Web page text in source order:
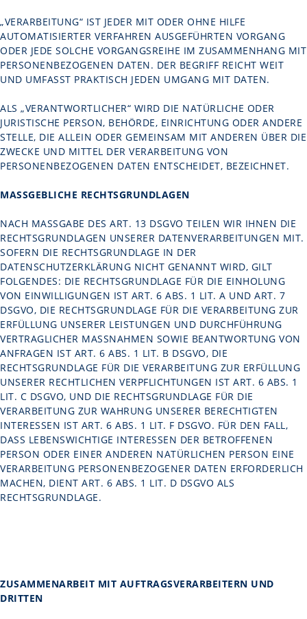
„VERARBEITUNG“ IST JEDER MIT ODER OHNE HILFE
AUTOMATISIERTER VERFAHREN AUSGEFÜHRTEN VORGANG
ODER JEDE SOLCHE VORGANGSREIHE IM ZUSAMMENHANG MIT
PERSONENBEZOGENEN DATEN. DER BEGRIFF REICHT WEIT
UND UMFASST PRAKTISCH JEDEN UMGANG MIT DATEN.
ALS „VERANTWORTLICHER“ WIRD DIE NATÜRLICHE ODER
JURISTISCHE PERSON, BEHÖRDE, EINRICHTUNG ODER ANDERE
STELLE, DIE ALLEIN ODER GEMEINSAM MIT ANDEREN ÜBER DIE
ZWECKE UND MITTEL DER VERARBEITUNG VON
PERSONENBEZOGENEN DATEN ENTSCHEIDET, BEZEICHNET.
MASSGEBLICHE RECHTSGRUNDLAGEN
NACH MASSGABE DES ART. 13 DSGVO TEILEN WIR IHNEN DIE R
ECHTSGRUNDLAGEN UNSERER DATENVERARBEITUNGEN MIT. S
OFERN DIE RECHTSGRUNDLAGE IN DER D
ATENSCHUTZERKLÄRUNG NICHT GENANNT WIRD, GILT F
OLGENDES: DIE RECHTSGRUNDLAGE FÜR DIE EINHOLUNG V
ON EINWILLIGUNGEN IST ART. 6 ABS. 1 LIT. A UND ART. 7 D
SGVO, DIE RECHTSGRUNDLAGE FÜR DIE VERARBEITUNG ZUR E
RFÜLLUNG UNSERER LEISTUNGEN UND DURCHFÜHRUNG V
ERTRAGLICHER MASSNAHMEN SOWIE BEANTWORTUNG VON AN
FRAGEN IST ART. 6 ABS. 1 LIT. B DSGVO, DIE RE
CHTSGRUNDLAGE FÜR DIE VERARBEITUNG ZUR ERFÜLLUNG UN
SERER RECHTLICHEN VERPFLICHTUNGEN IST ART. 6 ABS. 1 LI
T. C DSGVO, UND DIE RECHTSGRUNDLAGE FÜR DIE VE
RARBEITUNG ZUR WAHRUNG UNSERER BERECHTIGTEN IN
TERESSEN IST ART. 6 ABS. 1 LIT. F DSGVO. FÜR DEN FALL, DA
SS LEBENSWICHTIGE INTERESSEN DER BETROFFENEN PE
RSON ODER EINER ANDEREN NATÜRLICHEN PERSON EINE VE
RARBEITUNG PERSONENBEZOGENER DATEN ERFORDERLICH MA
CHEN, DIENT ART. 6 ABS. 1 LIT. D DSGVO ALS RE
CHTSGRUNDLAGE.
ZUSAMMENARBEIT MIT AUFTRAGSVERARBEITERN UND
DRITTEN